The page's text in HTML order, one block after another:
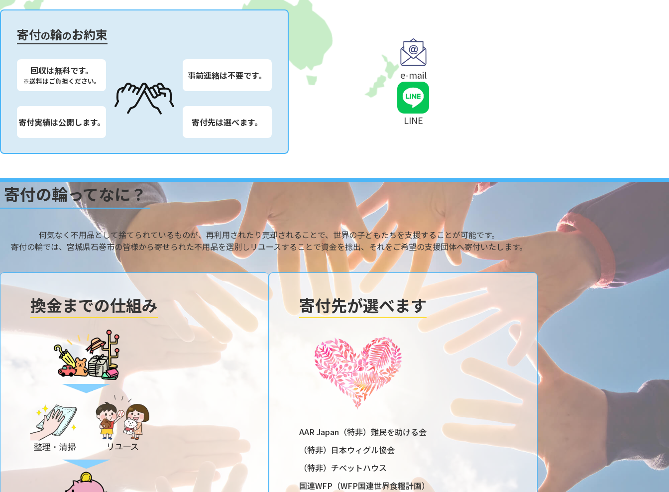
寄付の輪のお約束
回収は無料です。
※送料はご負担ください。 事前連絡は不要です。
寄付実績は公開します。 寄付先は選べます。
e-mail
LINE
寄付の輪ってなに？
何気なく不用品として捨てられているものが、再利用されたり売却されることで、世界の子どもたちを支援することが可能です。
寄付の輪では、宮城県石巻市の皆様から寄せられた不用品を選別しリユースすることで資金を捻出、それをご希望の支援団体へ寄付いたします。
換金までの仕組み 寄付先が選べます
AAR Japan（特非）難民を助ける会
（特非）日本ウィグル協会
（特非）チベットハウス
国連WFP（WFP国連世界食糧計画）